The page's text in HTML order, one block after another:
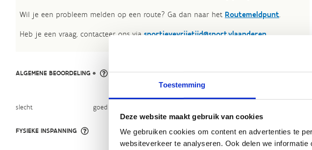
Toestemming
Deze website maakt gebruik van cookies
We gebruiken cookies om content en advertenties te
websiteverkeer te analyseren. Ook delen we
Wil je een probleem melden op een route? Ga dan naar het Routemeldpunt.
Heb je een vraag, contacteer ons via sportievevrijetijd@sport.vlaanderen
ALGEMENE BEOORDELING *
slecht goed
FYSIEKE INSPANNING